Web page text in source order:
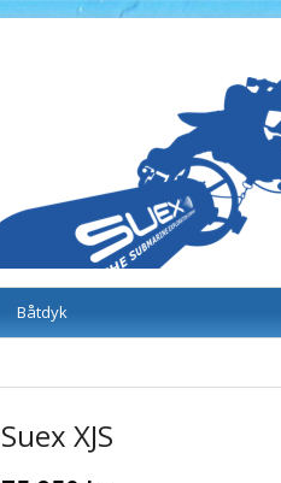
Båtdyk
Suex XJS